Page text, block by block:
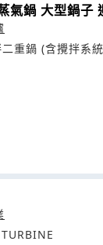
氣鍋 大型鍋子
TURBINE